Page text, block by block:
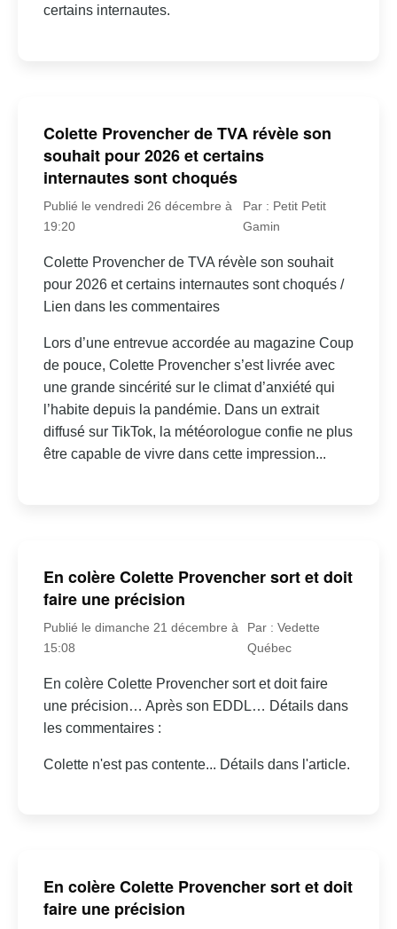
certains internautes.
Colette Provencher de TVA révèle son
souhait pour 2026 et certains
internautes sont choqués
Publié le vendredi 26 décembre à
19:20
Par : Petit Petit
Gamin
Colette Provencher de TVA révèle son souhait
pour 2026 et certains internautes sont choqués /
Lien dans les commentaires
Lors d’une entrevue accordée au magazine Coup
de pouce, Colette Provencher s’est livrée avec
une grande sincérité sur le climat d’anxiété qui
l’habite depuis la pandémie. Dans un extrait
diffusé sur TikTok, la météorologue confie ne plus
être capable de vivre dans cette impression...
En colère Colette Provencher sort et doit
faire une précision
Publié le dimanche 21 décembre à
15:08
Par : Vedette
Québec
En colère Colette Provencher sort et doit faire
une précision… Après son EDDL… Détails dans
les commentaires :
Colette n'est pas contente... Détails dans l'article.
En colère Colette Provencher sort et doit
faire une précision